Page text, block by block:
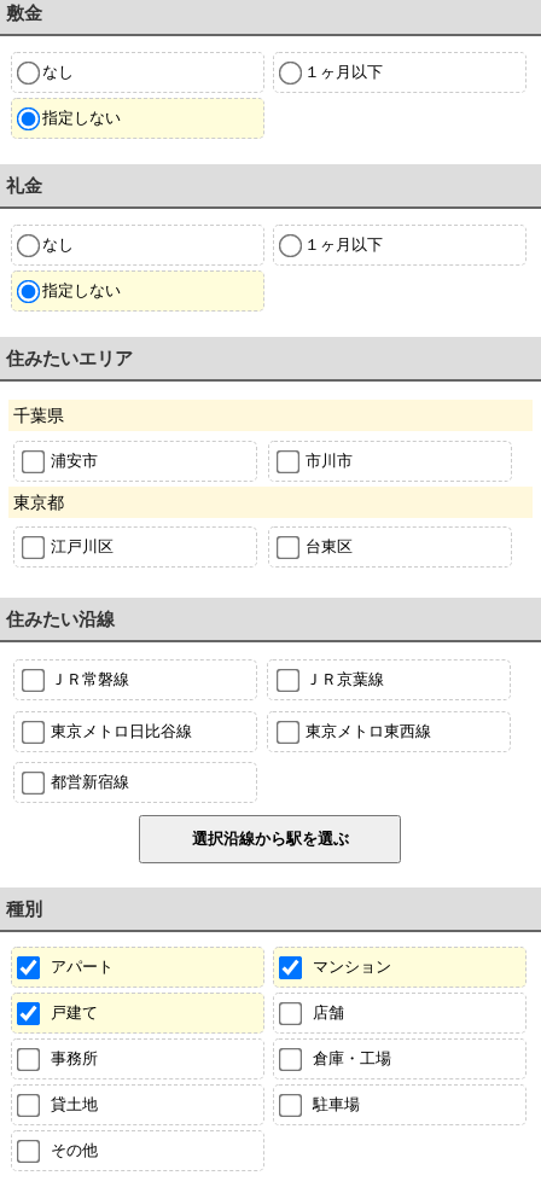
敷金
なし １ヶ月以下
指定しない
礼金
なし １ヶ月以下
指定しない
住みたいエリア
千葉県
浦安市 市川市
東京都
江戸川区 台東区
住みたい沿線
ＪＲ常磐線 ＪＲ京葉線
東京メトロ日比谷線 東京メトロ東西線
都営新宿線
種別
アパート マンション
戸建て 店舗
事務所 倉庫・工場
貸土地 駐車場
その他